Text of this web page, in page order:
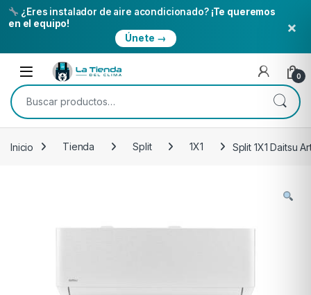
¿Eres instalador de aire acondicionado? ¡Te queremos
en el equipo!
Únete →
×
Skip to navigation
Skip to content
Open 0
Buscar por:
Inicio Tienda Split 1X1 Split 1X1 Daitsu